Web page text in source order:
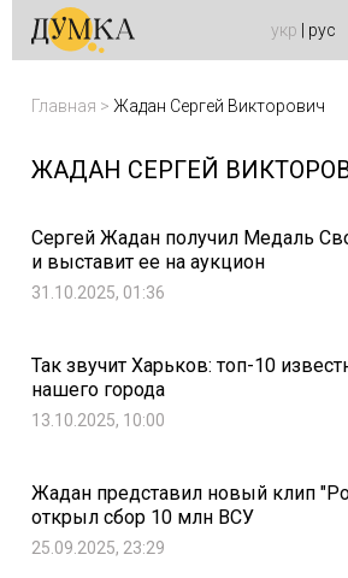
укр рус
Главная > Жадан Сергей Викторович
ЖАДАН СЕРГЕЙ
Сергей Жадан получил Медаль
и выставит ее на аукцион
31.10.2025, 01:36
Так звучит Харьков: топ-10
нашего города
13.10.2025, 10:00
Жадан представил новый клип
открыл сбор 10 млн ВСУ
25.09.2025, 23:29